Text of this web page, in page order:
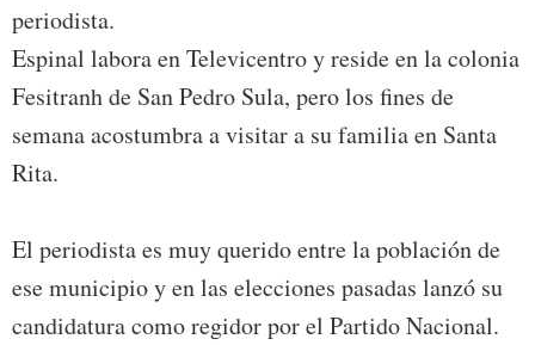
periodista.
Espinal labora en Televicentro y reside en la colonia
Fesitranh de San Pedro Sula, pero los fines de
semana acostumbra a visitar a su familia en Santa
Rita.
El periodista es muy querido entre la población de
ese municipio y en las elecciones pasadas lanzó su
candidatura como regidor por el Partido Nacional.